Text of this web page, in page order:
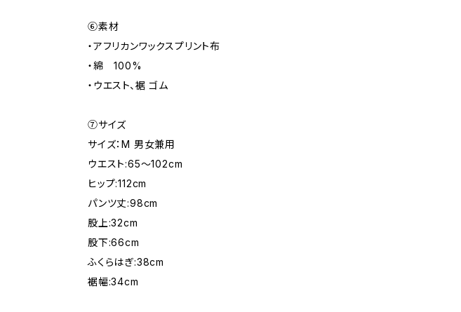
⑥素材
・アフリカンワックスプリント布
・綿 100%
・ウエスト、裾 ゴム
⑦サイズ
サイズ：M 男女兼用
ウエスト:65～102cm
ヒップ:112cm
パンツ丈:98cm
股上:32cm
股下:66cm
ふくらはぎ:38cm
裾幅:34cm